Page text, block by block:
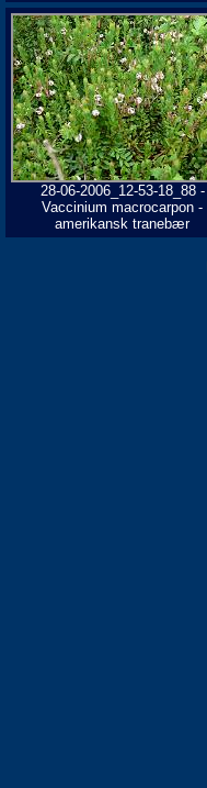
28-06-2006_12-53-18_88 -
Vaccinium macrocarpon -
amerikansk tranebær